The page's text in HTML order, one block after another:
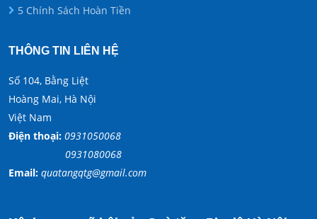
5 Chính Sách Hoàn Tiền
THÔNG TIN LIÊN HỆ
Số 104, Bằng Liệt
Hoàng Mai, Hà Nội
Việt Nam
Điện thoại: 0931050068
0931080068
Email: quatangqtg@gmail.com